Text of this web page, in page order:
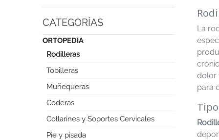
CATEGORÍAS
ORTOPEDIA
Rodilleras
Tobilleras
Muñequeras
Coderas
Collarines y Soportes Cervicales
Pie y pisada
La
dolor
para